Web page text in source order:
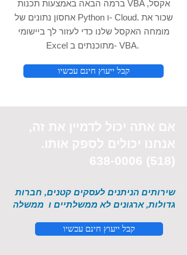
ברמה הבאה באמצעות תכנות VBA אקסל,
אחסון נתונים של Python ו- Cloud. שכור את
מומחה האקסל שלנו כדי לעזור לך ביישומי
Excel מתוכנתים ב- VBA.
קבל ייעוץ חינם עכשיו
אם אתה יכול לדמיין את זה,
אנחנו יכולים לספק אותו.
(518) 638-0006
שירותים הניתנים לעסקים קטנים, חברות
גדולות, ארגונים לא ממשלתיים ו ממשלה
קבל ייעוץ חינם עכשיו